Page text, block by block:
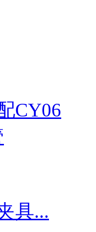
CY06
具...